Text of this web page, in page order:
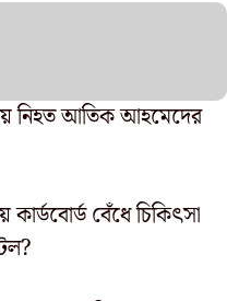
নিহত আতিক আহমেদের
কার্ডবোর্ড বেঁধে চিকিৎসা